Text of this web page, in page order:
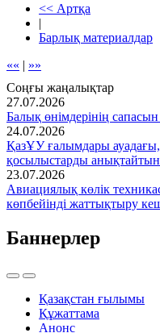
<< Артқа
|
Барлық материалдар
«« | »»
Соңғы жаңалықтар
27.07.2026
Балық өнімдерінің
24.07.2026
ҚазҰУ ғалымдары
қосылыстарды
23.07.2026
Авиациялық көлік
көпбейінді жаттықтыру
Баннерлер
Қазақстан ғылымы
Құжаттама
Анонс